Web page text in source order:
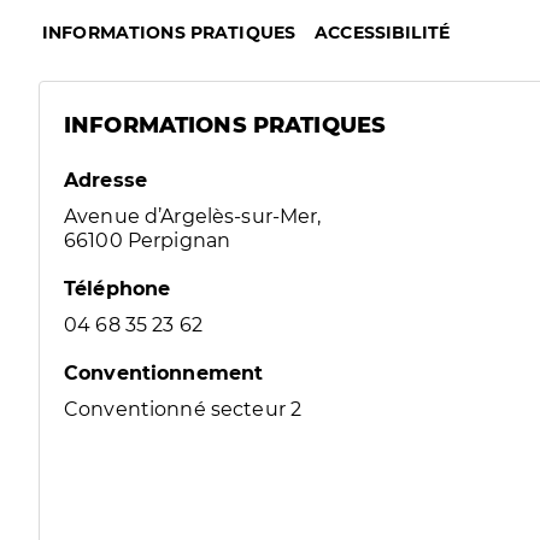
INFORMATIONS PRATIQUES ACCESSIBILITÉ
INFORMATIONS PRATIQUES
Adresse
Avenue d’Argelès-sur-Mer,
66100 Perpignan
Téléphone
04 68 35 23 62
Conventionnement
Conventionné secteur 2